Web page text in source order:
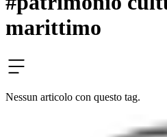
marittimo
Nessun articolo con questo tag.